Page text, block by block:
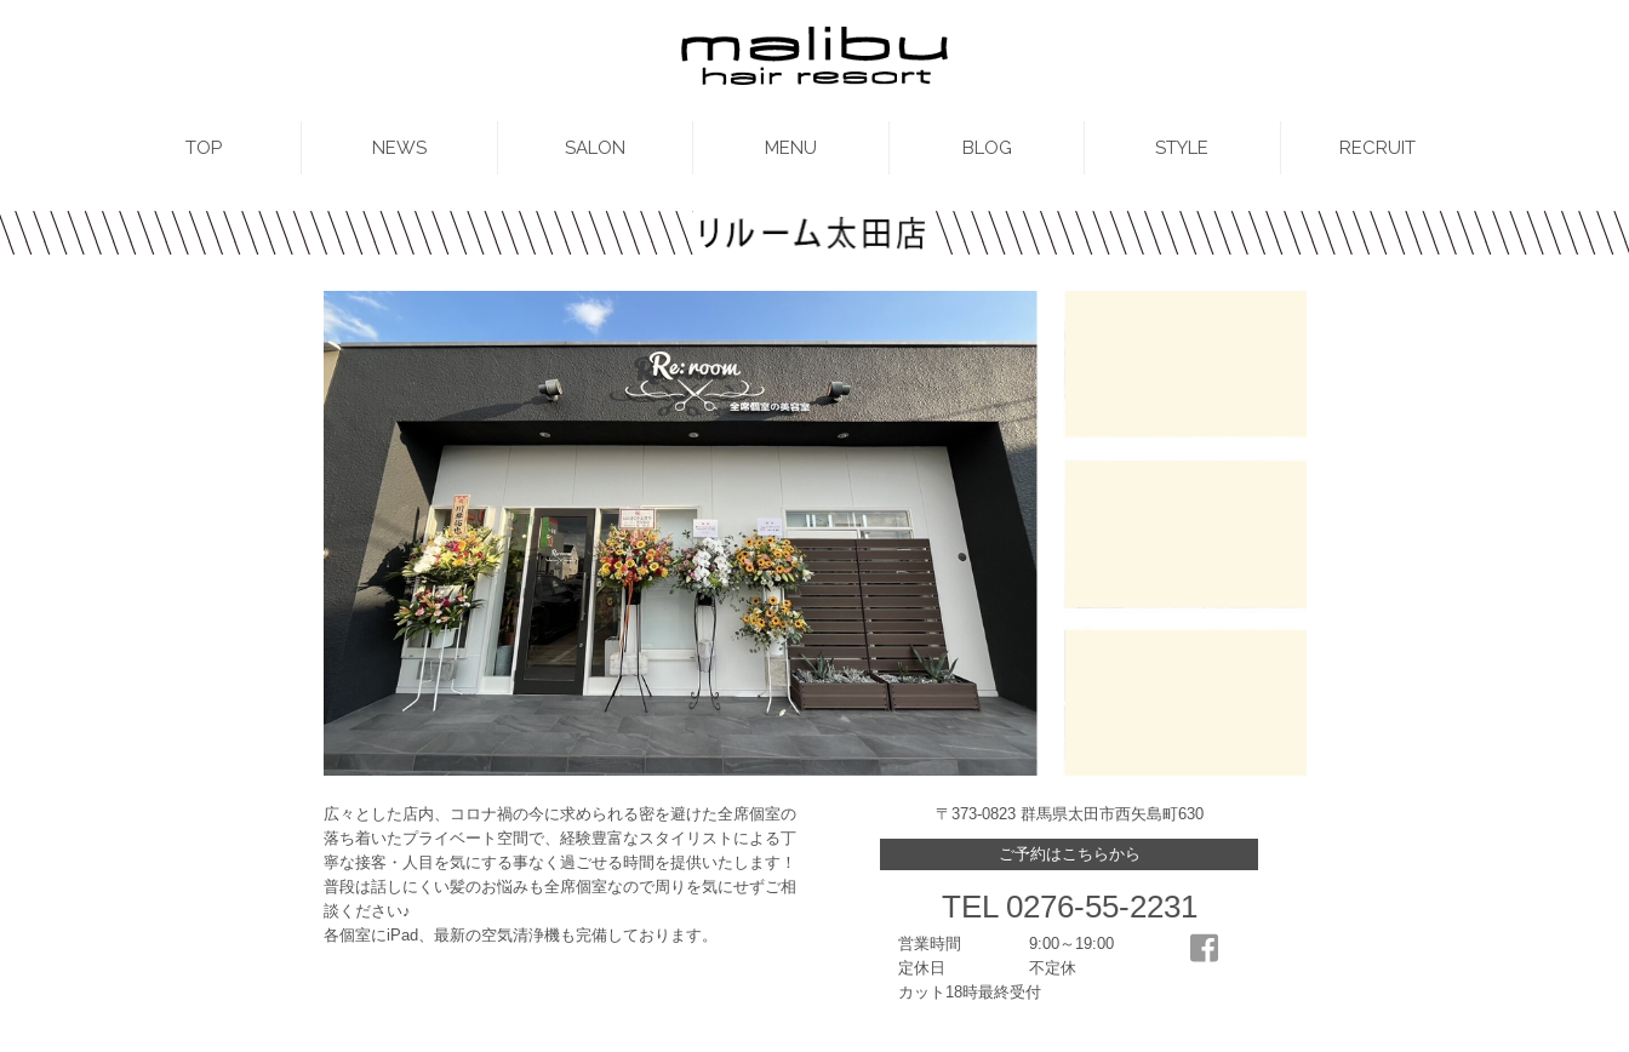
TOP NEWS SALON MENU BLOG STYLE RECRUIT
広々とした店内、コロナ禍の今に求められる密を避けた全席個室の
落ち着いたプライベート空間で、経験豊富なスタイリストによる丁
寧な接客・人目を気にする事なく過ごせる時間を提供いたします！
普段は話しにくい髪のお悩みも全席個室なので周りを気にせずご相
談ください♪
各個室にiPad、最新の空気清浄機も完備しております。
〒373-0823 群馬県太田市西矢島町630
ご予約はこちらから
TEL 0276-55-2231
営業時間
9:00～19:00
定休日
不定休
カット18時最終受付